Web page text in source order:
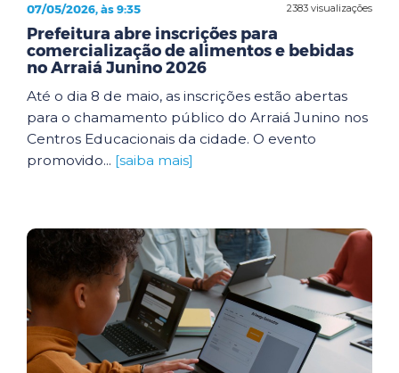
2383 visualizações
07/05/2026, às 9:35
Prefeitura abre inscrições para
comercialização de alimentos e bebidas
no Arraiá Junino 2026
Até o dia 8 de maio, as inscrições estão abertas
para o chamamento público do Arraiá Junino nos
Centros Educacionais da cidade. O evento
promovido... [saiba mais]